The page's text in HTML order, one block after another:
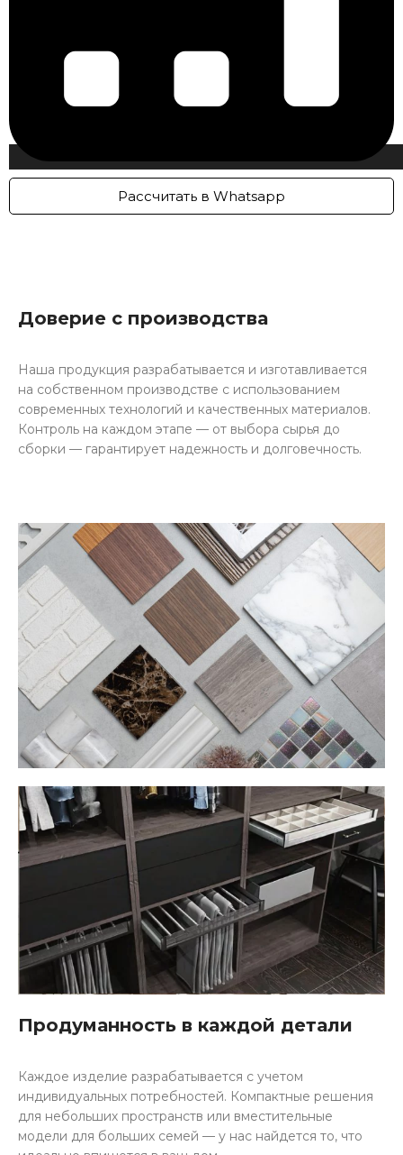
Рассчитать в Whatsapp
Доверие с производства
Наша продукция разрабатывается и изготавливается
на собственном производстве с использованием
современных технологий и качественных материалов.
Контроль на каждом этапе — от выбора сырья до
сборки — гарантирует надежность и долговечность.
Продуманность в каждой детали
Каждое изделие разрабатывается с учетом
индивидуальных потребностей. Компактные решения
для небольших пространств или вместительные
модели для больших семей — у нас найдется то, что